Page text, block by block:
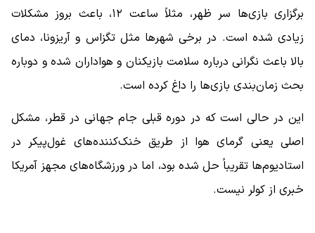
برگزاری بازی‌ها سر ظهر، مثلاً ساعت ۱۲، باعث بروز مشکلات
زیادی شده است. در برخی شهرها مثل تگزاس و آریزونا، دمای
بالا باعث نگرانی درباره سلامت بازیکنان و هواداران شده و دوباره
بحث زمان‌بندی بازی‌ها را داغ کرده است.
این در حالی است که در دوره قبلی جام جهانی در قطر، مشکل
اصلی یعنی گرمای هوا از طریق خنک‌کننده‌های غول‌پیکر در
استادیوم‌ها تقریباً حل شده بود، اما در ورزشگاه‌های مجهز آمریکا
خبری از کولر نیست.